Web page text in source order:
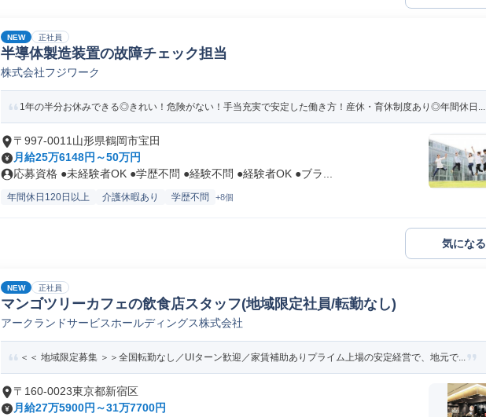
NEW 正社員
半導体製造装置の故障チェック担当
株式会社フジワーク
1年の半分お休みできる◎きれい！危険がない！手当充実で安定した働き方！産休・育休制度あり◎年間休日...
〒997-0011山形県鶴岡市宝田
月給25万6148円～50万円
応募資格 ●未経験者OK ●学歴不問 ●経験不問 ●経験者OK ●ブラ...
年間休日120日以上 介護休暇あり 学歴不問 +8個
気になる
NEW 正社員
マンゴツリーカフェの飲食店スタッフ(地域限定社員/転勤なし)
アークランドサービスホールディングス株式会社
＜＜ 地域限定募集 ＞＞全国転勤なし／UIターン歓迎／家賃補助ありプライム上場の安定経営で、地元で...
〒160-0023東京都新宿区
月給27万5900円～31万7700円